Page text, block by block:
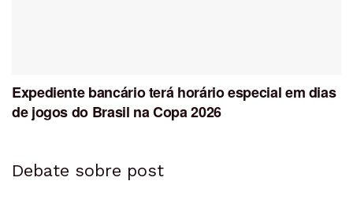
Expediente bancário terá horário especial em dias
de jogos do Brasil na Copa 2026
Debate sobre post